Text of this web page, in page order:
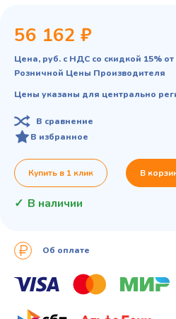
56 162 ₽
Цена, руб. с НДС со скидкой 15%
Розничной Цены Производителя
Цены указаны для центрально
В сравнение
В избранное
Купить в 1 клик В
В наличии
Об оплате